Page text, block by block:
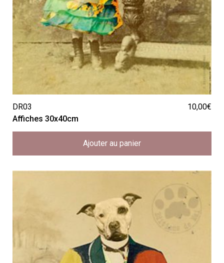
DR03 10,00€
Affiches 30x40cm
Ajouter au panier